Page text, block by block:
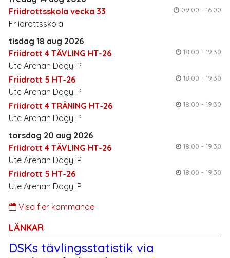
Friidrottsskola vecka 33
09:00 - 16:00
Friidrottsskola
tisdag 18 aug 2026
Friidrott 4 TÄVLING HT-26
18:00 - 19:30
Ute Arenan Dagy IP
Friidrott 5 HT-26
18:00 - 19:30
Ute Arenan Dagy IP
Friidrott 4 TRÄNING HT-26
18:00 - 19:30
Ute Arenan Dagy IP
torsdag 20 aug 2026
Friidrott 4 TÄVLING HT-26
18:00 - 19:30
Ute Arenan Dagy IP
Friidrott 5 HT-26
18:00 - 19:30
Ute Arenan Dagy IP
Visa fler kommande
LÄNKAR
DSKs tävlingsstatistik via